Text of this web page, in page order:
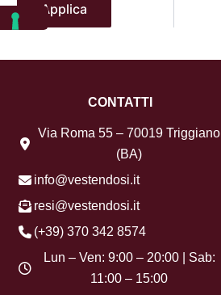
Applica
CONTATTI
Via Roma 55 – 70019 Triggiano
(BA)
info@vestendosi.it
resi@vestendosi.it
(+39) 370 342 8574
Lun – Ven: 9:00 – 20:00 | Sab:
11:00 – 15:00